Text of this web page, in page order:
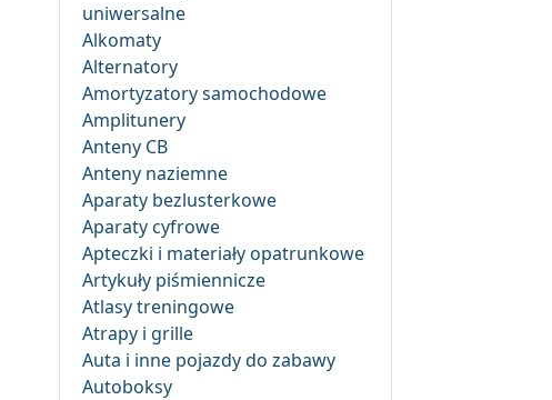
uniwersalne
Alkomaty
Alternatory
Amortyzatory samochodowe
Amplitunery
Anteny CB
Anteny naziemne
Aparaty bezlusterkowe
Aparaty cyfrowe
Apteczki i materiały opatrunkowe
Artykuły piśmiennicze
Atlasy treningowe
Atrapy i grille
Auta i inne pojazdy do zabawy
Autoboksy